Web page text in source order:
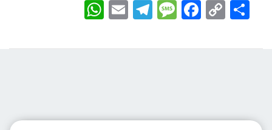
WhatsApp EmailTelegramMessageFacebook Copy
Link
اشتراک